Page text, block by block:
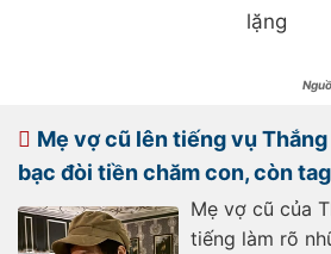
lặng
Mẹ vợ cũ lên tiếng vụ
bạc đòi tiền chăm con, còn
Mẹ vợ cũ của
tiếng làm rõ